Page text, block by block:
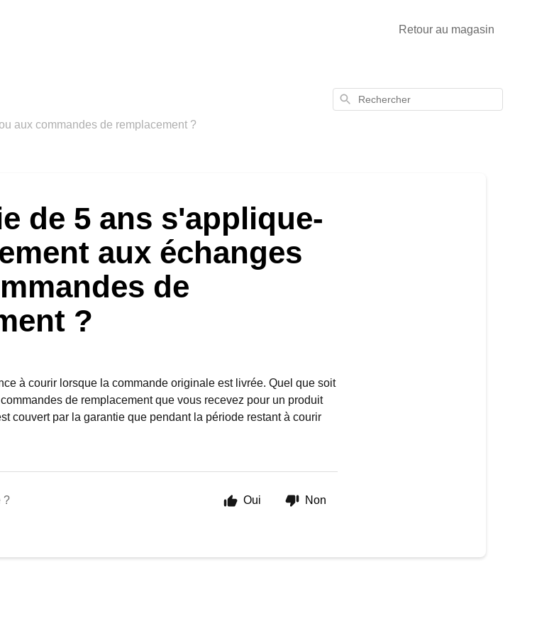
Retour au magasin
aux commandes de remplacement ?
Rechercher
de 5 ans s'applique-
aux échanges
de
?
à courir lorsque la commande originale est livrée. Quel que soit
de remplacement que vous recevez pour un produit
couvert par la garantie que pendant la période restant à courir
? Oui Non